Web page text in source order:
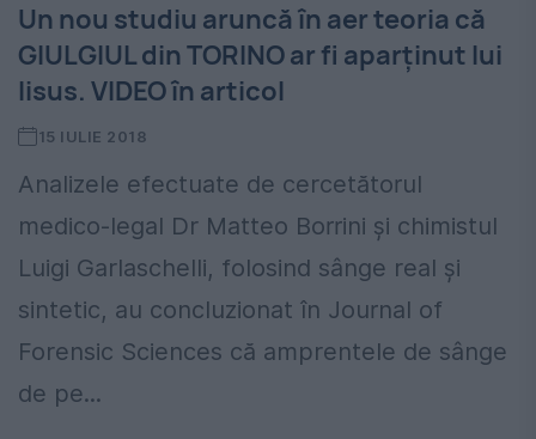
Un nou studiu aruncă în aer teoria că
GIULGIUL din TORINO ar fi aparţinut lui
Iisus. VIDEO în articol
15 IULIE 2018
Analizele efectuate de cercetătorul
medico-legal Dr Matteo Borrini și chimistul
Luigi Garlaschelli, folosind sânge real și
sintetic, au concluzionat în Journal of
Forensic Sciences că amprentele de sânge
de pe...